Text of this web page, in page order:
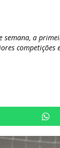
semana, a